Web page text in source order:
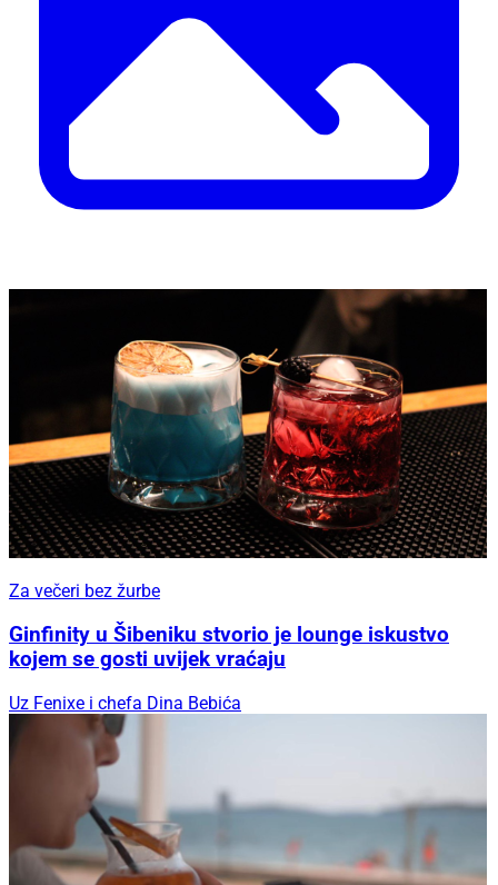
Za večeri bez žurbe
Ginfinity u Šibeniku stvorio je lounge iskustvo
kojem se gosti uvijek vraćaju
Uz Fenixe i chefa Dina Bebića